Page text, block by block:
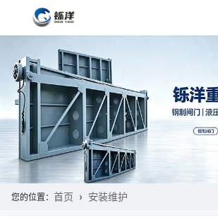
您的位置： 首页 安装维护